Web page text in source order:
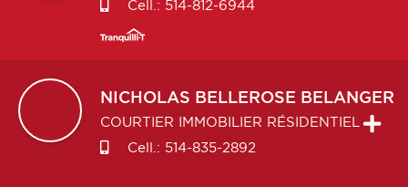
Cell.: 514-812-6944
NICHOLAS BELLEROSE BELANGER
COURTIER IMMOBILIER RÉSIDENTIEL
Cell.: 514-835-2892